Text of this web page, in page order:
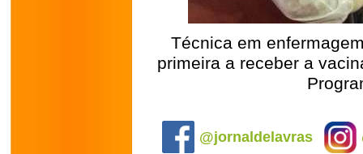
Técnica em
primeira a receber a
@jornaldelavras